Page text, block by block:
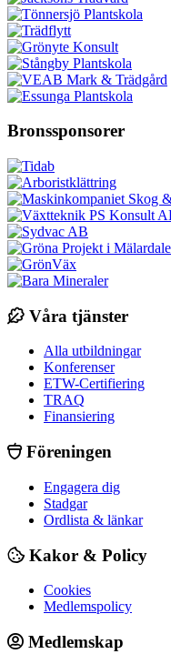
Bronssponsorer
Våra tjänster
Alla utbildningar
Konferenser
ETW-Certifiering
TRAQ
Finansiering
Föreningen
Engagera dig
Stadgar
Ordlista & länkar
Kakor & Policy
Cookies
Medlemspolicy
Medlemskap